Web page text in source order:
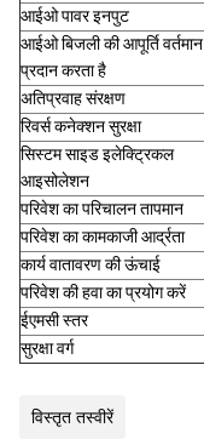
आईओ पावर इनपुट
आईओ बिजली की आपूर्ति वर्तमान
प्रदान करता है
अतिप्रवाह संरक्षण
रिवर्स कनेक्शन सुरक्षा
सिस्टम साइड इलेक्ट्रिकल
आइसोलेशन
परिवेश का परिचालन तापमान
परिवेश का कामकाजी आर्द्रता
कार्य वातावरण की ऊंचाई
परिवेश की हवा का प्रयोग करें
ईएमसी स्तर
सुरक्षा वर्ग
विस्तृत तस्वीरें